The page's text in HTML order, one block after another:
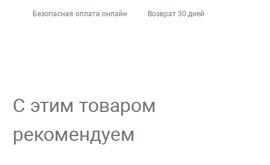
Безопасная оплата онлайн Возврат 30 дней
С этим товаром
рекомендуем